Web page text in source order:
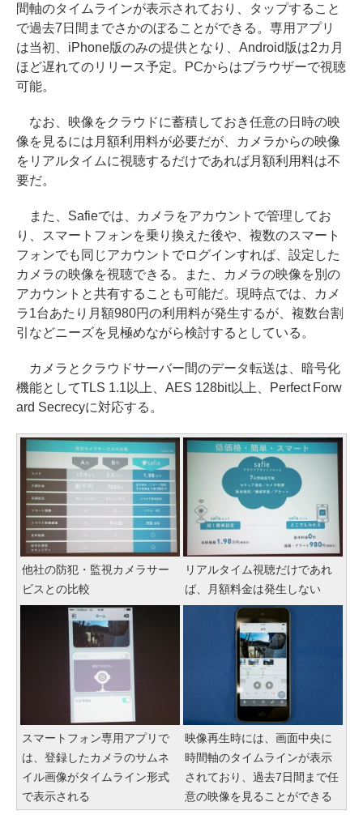
間軸のタイムラインが表示されており、タップすること
で過去7日間までさかのぼることができる。専用アプリ
は当初、iPhone版のみの提供となり、Android版は2カ月
ほど遅れてのリリース予定。PCからはブラウザーで視聴
可能。
なお、映像をクラウドに蓄積しておき任意の日時の映
像を見るには月額利用料が必要だが、カメラからの映像
をリアルタイムに視聴するだけであれば月額利用料は不
要だ。
また、Safieでは、カメラをアカウントで管理してお
り、スマートフォンを乗り換えた後や、複数のスマート
フォンでも同じアカウントでログインすれば、設定した
カメラの映像を視聴できる。また、カメラの映像を別の
アカウントと共有することも可能だ。現時点では、カメ
ラ1台あたり月額980円の利用料が発生するが、複数台割
引などニーズを見極めながら検討するとしている。
カメラとクラウドサーバー間のデータ転送は、暗号化
機能としてTLS 1.1以上、AES 128bit以上、Perfect Forw
ard Secrecyに対応する。
他社の防犯・監視カメラサー
ビスとの比較
リアルタイム視聴だけであれ
ば、月額料金は発生しない
スマートフォン専用アプリで
は、登録したカメラのサムネ
イル画像がタイムライン形式
で表示される
映像再生時には、画面中央に
時間軸のタイムラインが表示
されており、過去7日間まで任
意の映像を見ることができる